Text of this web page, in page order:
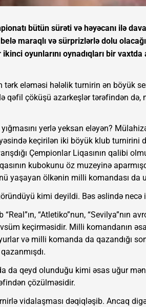
bütün sürəti və həyəcanı ilə
maraqlı və sürprizlərlə dolu
oyunlarını oynadıqları bir
tərk eləməsi hələlik turnirin ən böyük
qəfil çöküşü azarkeşlər tərəfindən
yerlə yeksan eləyən?
keçirilən iki böyük klub turnirini
Çempionlar Liqasının qalibi
kubokunu öz muzeyinə
yaşayan ölkənin milli komandası da
kimi deyildi. Bəs əslində necə
“Atletiko”nun, “Sevilya”nın
keçirməsidir. Milli komandanın
və milli komanda da qazandığı
da qeyd olunduğu kimi əsas uğur
çözülməsidir.
vidalaşması dəqiqləşib. Ancaq